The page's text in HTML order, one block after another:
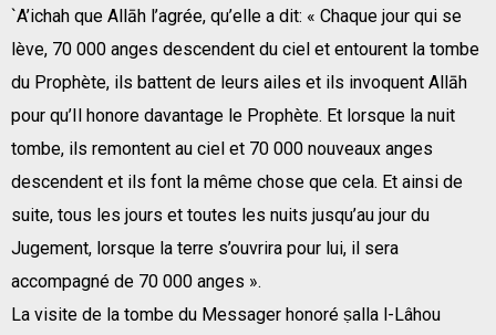
`A’ichah que Allāh l’agrée, qu’elle a dit: « Chaque jour qui se
lève, 70 000 anges descendent du ciel et entourent la tombe
du Prophète, ils battent de leurs ailes et ils invoquent Allāh
pour qu’Il honore davantage le Prophète. Et lorsque la nuit
tombe, ils remontent au ciel et 70 000 nouveaux anges
descendent et ils font la même chose que cela. Et ainsi de
suite, tous les jours et toutes les nuits jusqu’au jour du
Jugement, lorsque la terre s’ouvrira pour lui, il sera
accompagné de 70 000 anges ».
La visite de la tombe du Messager honoré ṣalla l-Lâhou